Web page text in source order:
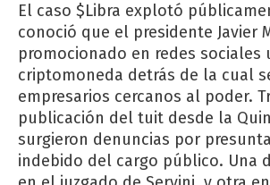
El caso $Libra explotó
conoció que el presidente Javier
promocionado en redes sociales
criptomoneda detrás de la cual
empresarios cercanos al poder.
publicación del tuit desde la
surgieron denuncias por
indebido del cargo público. Una